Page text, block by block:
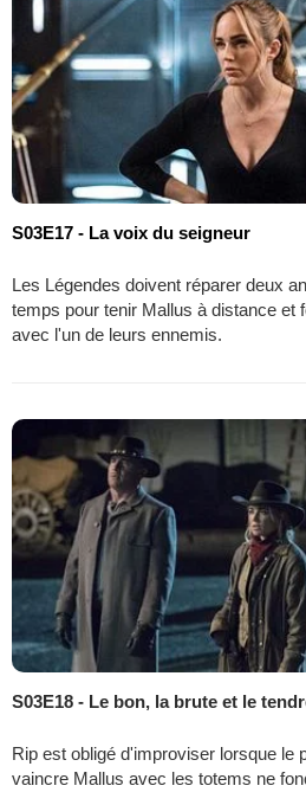
S03E17 - La voix du seigneur
Les Légendes doivent réparer deux
temps pour tenir Mallus à distance et
avec l'un de leurs ennemis.
S03E18 - Le bon, la brute et le
Rip est obligé d'improviser lorsque le
vaincre Mallus avec les totems ne